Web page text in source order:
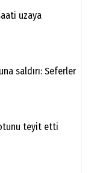
uzaya
saldırı: Seferler
teyit etti